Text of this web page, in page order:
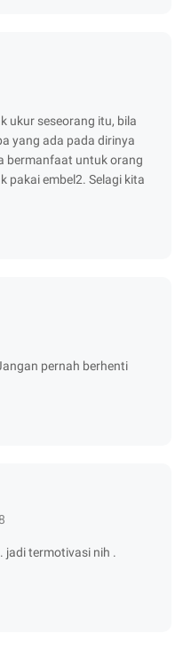
ukur seseorang itu, bila
yang ada pada dirinya
bermanfaat untuk orang
pakai embel2. Selagi kita
pernah berhenti
jadi termotivasi nih .